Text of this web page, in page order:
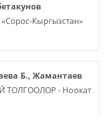
Кыргызстан»
Б., Жамантаев
- Ноокат